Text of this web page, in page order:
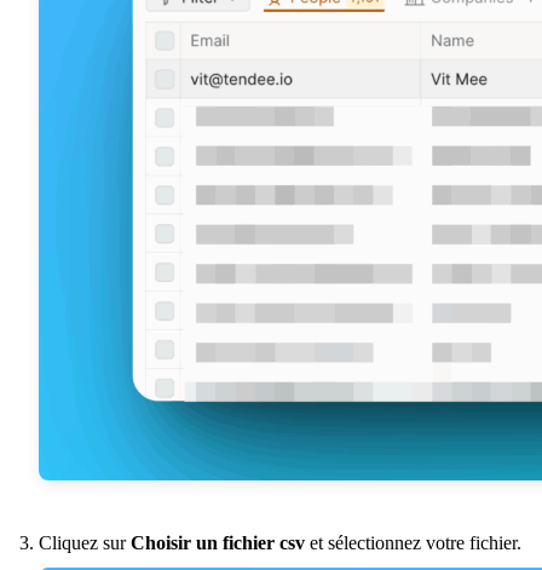
Cliquez surChoisir un fichier csv et sélectionnez votre fichier.